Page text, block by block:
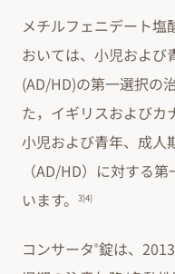
メチルフェニデート塩
おいては、小児および
(AD/HD)の第一選択の
た，イギリスおよびカ
小児および青年、成人
（AD/HD）に対する
います。
3)4)
コンサータ®錠は、